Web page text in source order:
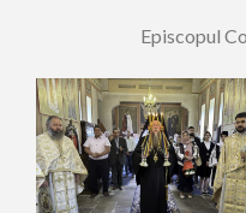
Episcopul